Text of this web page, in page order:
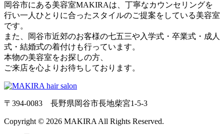
岡谷市にある美容室MAKIRAは、丁寧なカウンセリングを
行い一人ひとりに合ったスタイルのご提案をしている美容室
です。
また、岡谷市近郊のお客様の七五三や入学式・卒業式・成人
式・結婚式の着付けも行っています。
本物の美容室をお探しの方、
ご来店を心よりお待ちしております。
〒394-0083 長野県岡谷市長地柴宮1-5-3
Copyright © 2026 MAKIRA All Rights Reserved.